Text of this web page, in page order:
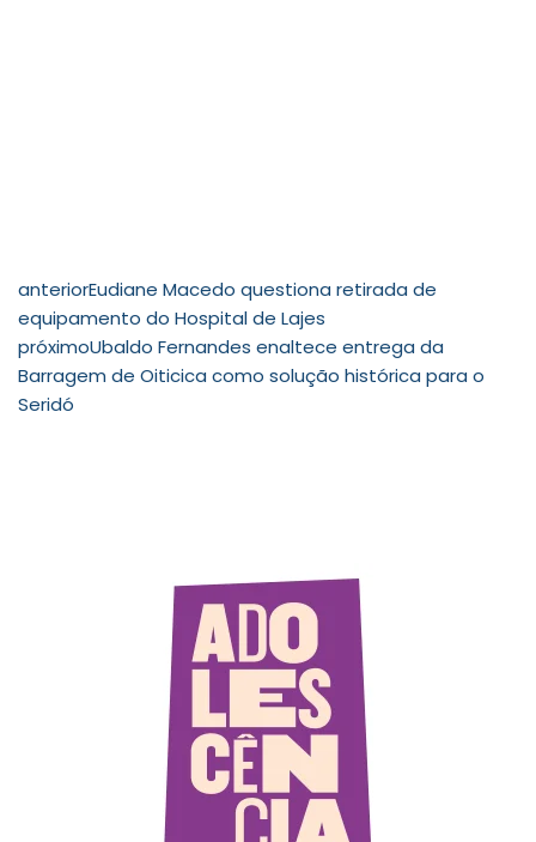
anteriorEudiane Macedo questiona retirada de
equipamento do Hospital de Lajes
próximoUbaldo Fernandes enaltece entrega da
Barragem de Oiticica como solução histórica para o
Seridó